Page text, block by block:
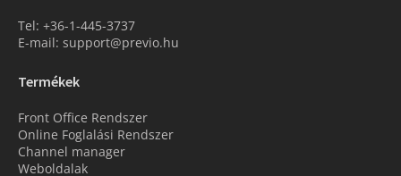
Tel: +36-1-445-3737
E-mail: support@previo.hu
Termékek
Front Office Rendszer
Online Foglalási Rendszer
Channel manager
Weboldalak